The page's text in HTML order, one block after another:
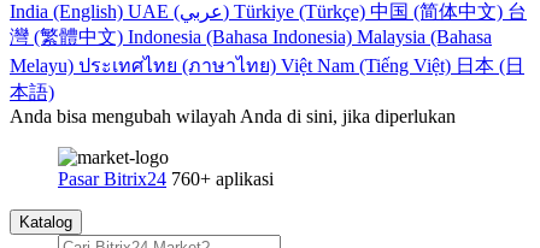
India (English)
UAE (عربي) Türkiye (Türkçe) 中国 (简体中文) 台
灣 (繁體中文) Indonesia (Bahasa Indonesia) Malaysia (Bahasa
Melayu) ประเทศไทย (ภาษาไทย) Việt Nam (Tiếng Việt) 日本 (日
本語)
Anda bisa mengubah wilayah Anda di sini, jika diperlukan
Pasar Bitrix24 760+ aplikasi
Katalog